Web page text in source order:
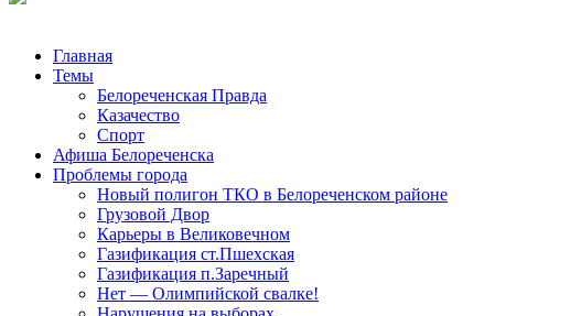
Главная
Темы
Белореченская Правда
Казачество
Спорт
Афиша Белореченска
Проблемы города
Новый полигон ТКО в Белореченском районе
Грузовой Двор
Карьеры в Великовечном
Газификация ст.Пшехская
Газификация п.Заречный
Нет — Олимпийской свалке!